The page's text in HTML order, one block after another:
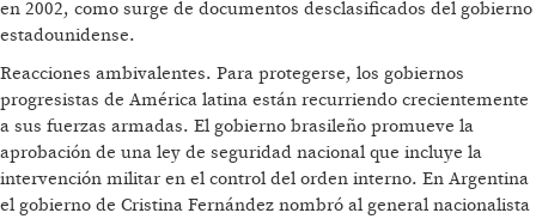
en 2002, como surge de documentos desclasificados del gobierno
estadounidense.
Reacciones ambivalentes. Para protegerse, los gobiernos
progresistas de América latina están recurriendo crecientemente
a sus fuerzas armadas. El gobierno brasileño promueve la
aprobación de una ley de seguridad nacional que incluye la
intervención militar en el control del orden interno. En Argentina
el gobierno de Cristina Fernández nombró al general nacionalista